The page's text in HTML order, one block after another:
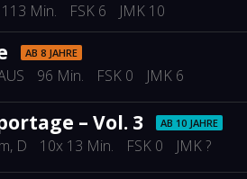
113 Min. FSK 6 JMK 10
AB 8 JAHRE
96 Min. FSK 0 JMK 6
– Vol. 3 AB 10 JAHRE
, D 10x 13 Min. FSK 0 JMK ?